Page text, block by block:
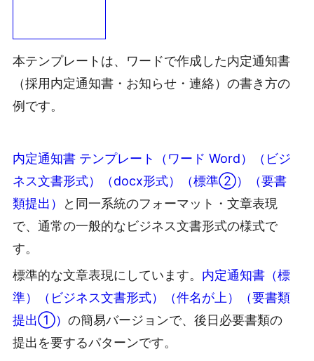
本テンプレートは、ワードで作成した内定通知書
（採用内定通知書・お知らせ・連絡）の書き方の
例です。
内定通知書 テンプレート（ワード Word）（ビジ
ネス文書形式）（docx形式）（標準②）（要書
類提出）
と同一系統のフォーマット・文章表現
で、通常の一般的なビジネス文書形式の様式で
す。
標準的な文章表現にしています。 内定通知書（標
準）（ビジネス文書形式）（件名が上）（要書類
提出①） の簡易バージョンで、後日必要書類の
提出を要するパターンです。